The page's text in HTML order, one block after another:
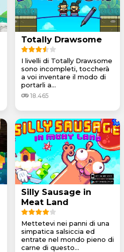
Totally Drawsome
I livelli di Totally Drawsome
sono incompleti, toccherà
a voi inventare il modo di
portarli a...
18.465
Silly Sausage in
Meat Land
Mettetevi nei panni di una
simpatica salsiccia ed
entrate nel mondo pieno di
carne di questo...